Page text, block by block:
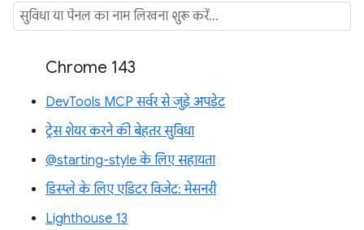
Chrome 143
DevTools MCP सर्वर से जुड़े अपडेट
ट्रेस शेयर करने की बेहतर सुविधा
@starting-style के लिए सहायता
डिस्प्ले के लिए एडिटर विजेट: मेसनरी
Lighthouse 13